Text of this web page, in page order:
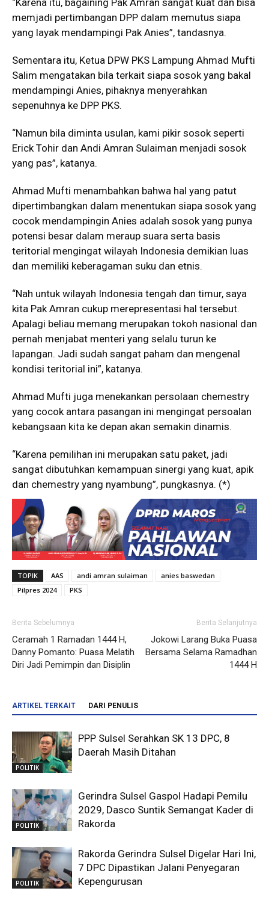
“Karena itu, bagaining Pak Amran sangat kuat dan bisa
memjadi pertimbangan DPP dalam memutus siapa
yang layak mendampingi Pak Anies”, tandasnya.
Sementara itu, Ketua DPW PKS Lampung Ahmad Mufti
Salim mengatakan bila terkait siapa sosok yang bakal
mendampingi Anies, pihaknya menyerahkan
sepenuhnya ke DPP PKS.
“Namun bila diminta usulan, kami pikir sosok seperti
Erick Tohir dan Andi Amran Sulaiman menjadi sosok
yang pas”, katanya.
Ahmad Mufti menambahkan bahwa hal yang patut
dipertimbangkan dalam menentukan siapa sosok yang
cocok mendampingin Anies adalah sosok yang punya
potensi besar dalam meraup suara serta basis
teritorial mengingat wilayah Indonesia demikian luas
dan memiliki keberagaman suku dan etnis.
“Nah untuk wilayah Indonesia tengah dan timur, saya
kita Pak Amran cukup merepresentasi hal tersebut.
Apalagi beliau memang merupakan tokoh nasional dan
pernah menjabat menteri yang selalu turun ke
lapangan. Jadi sudah sangat paham dan mengenal
kondisi teritorial ini”, katanya.
Ahmad Mufti juga menekankan persolaan chemestry
yang cocok antara pasangan ini mengingat persoalan
kebangsaan kita ke depan akan semakin dinamis.
“Karena pemilihan ini merupakan satu paket, jadi
sangat dibutuhkan kemampuan sinergi yang kuat, apik
dan chemestry yang nyambung”, pungkasnya. (*)
TOPIK AAS andi amran sulaiman
anies baswedan
Pilpres 2024
PKS
Berita Sebelumnya
Ceramah 1 Ramadan 1444 H,
Danny Pomanto: Puasa Melatih
Diri Jadi Pemimpin dan Disiplin
Berita Selanjutnya
Jokowi Larang Buka Puasa
Bersama Selama Ramadhan
1444 H
ARTIKEL TERKAIT DARI PENULIS
POLITIK
PPP Sulsel Serahkan SK 13 DPC, 8
Daerah Masih Ditahan
POLITIK
Gerindra Sulsel Gaspol Hadapi Pemilu
2029, Dasco Suntik Semangat Kader di
Rakorda
POLITIK
Rakorda Gerindra Sulsel Digelar Hari Ini,
7 DPC Dipastikan Jalani Penyegaran
Kepengurusan